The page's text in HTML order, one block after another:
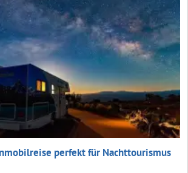
perfekt für Nachttourismus